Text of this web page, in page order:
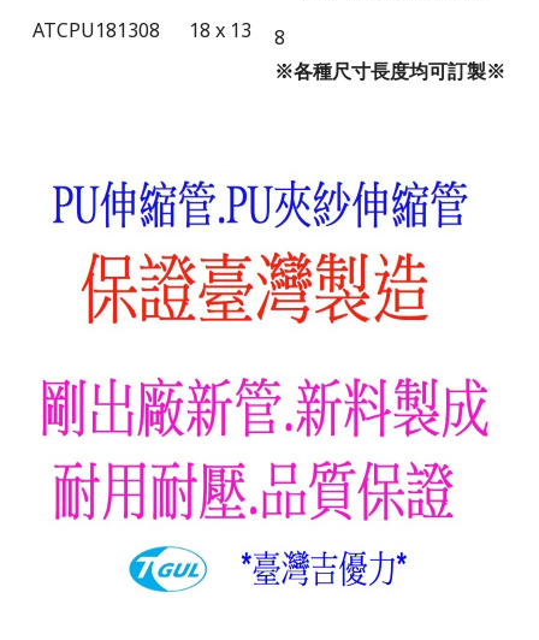
ATCPU181308
18 x 13
8
※各種尺寸長度均可訂製※